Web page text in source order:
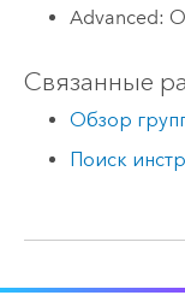
Advanced:
Связанные
Обзор
Поиск